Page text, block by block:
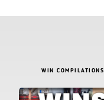
WIN COMPILATIONS